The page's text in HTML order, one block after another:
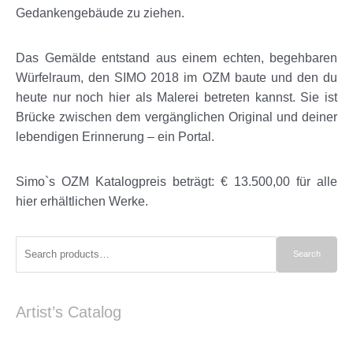
Gedankengebäude zu ziehen.
Das Gemälde entstand aus einem echten, begehbaren
Würfelraum, den SIMO 2018 im OZM baute und den du
heute nur noch hier als Malerei betreten kannst. Sie ist
Brücke zwischen dem vergänglichen Original und deiner
lebendigen Erinnerung – ein Portal.
Simo`s OZM Katalogpreis beträgt: € 13.500,00 für alle
hier erhältlichen Werke.
Search
Artist’s Catalog